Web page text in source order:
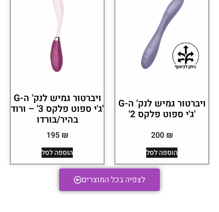
ויברטור גמיש לנק' ה-G
'ג'י ספוט פלקס 2'
200 ₪
הוספה לסל
ויברטור גמיש לנק' ה-G
'ג'י ספוט פלקס 3' – ורוד
בהיר/בורדו
195 ₪
הוספה לסל
לצפיה בכל המוצרים